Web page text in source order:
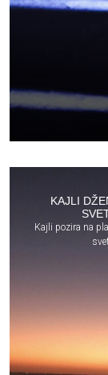
KAJLI
Kajli pozira na